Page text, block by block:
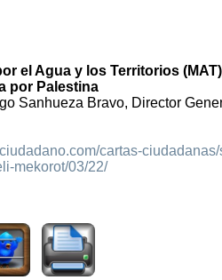
el Agua y los Territorios (MAT)
por Palestina
Sanhueza Bravo, Director
cartas-
mekorot/03/22/